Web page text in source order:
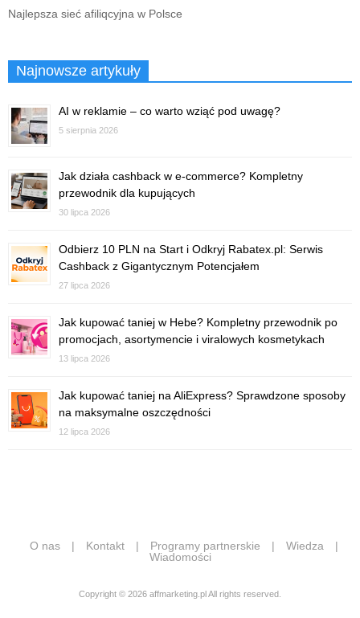
Najlepsza sieć afiliqcyjna w Polsce
Najnowsze artykuły
AI w reklamie – co warto wziąć pod uwagę?
5 sierpnia 2026
Jak działa cashback w e-commerce? Kompletny
przewodnik dla kupujących
30 lipca 2026
Odbierz 10 PLN na Start i Odkryj Rabatex.pl: Serwis
Cashback z Gigantycznym Potencjałem
27 lipca 2026
Jak kupować taniej w Hebe? Kompletny przewodnik po
promocjach, asortymencie i viralowych kosmetykach
13 lipca 2026
Jak kupować taniej na AliExpress? Sprawdzone sposoby
na maksymalne oszczędności
12 lipca 2026
O nas | Kontakt | Programy partnerskie | Wiedza
|
Wiadomości
Copyright © 2026 affmarketing.pl All rights reserved.